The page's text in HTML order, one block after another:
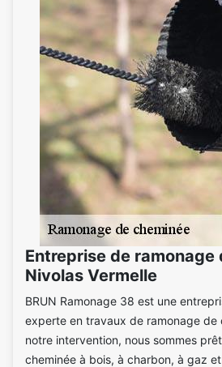
Entreprise de ramonage
Nivolas Vermelle
BRUN Ramonage 38 est une
experte en travaux de ramonage de
notre intervention, nous sommes
cheminée à bois, à charbon, à gaz